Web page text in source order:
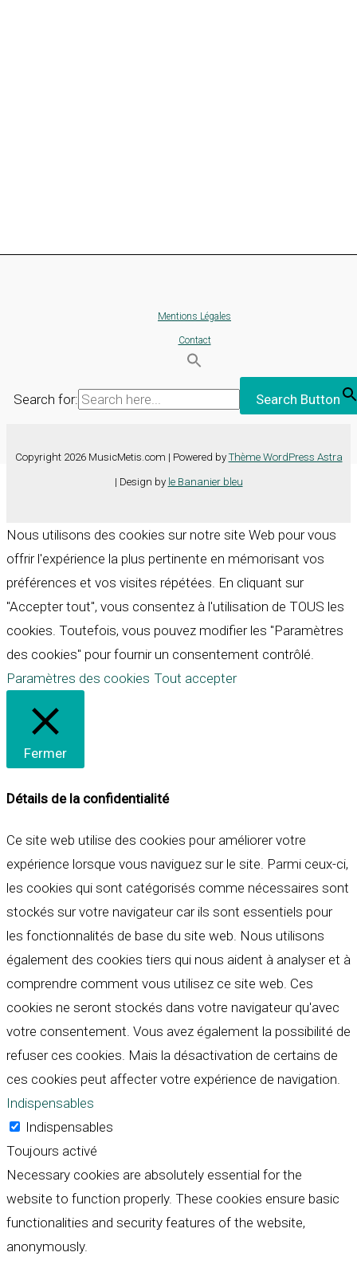
Mentions Légales
Contact
Search for: Search Button
Copyright 2026 MusicMetis.com | Powered by Thème WordPress Astra
| Design by le Bananier bleu
Nous utilisons des cookies sur notre site Web pour vous
offrir l'expérience la plus pertinente en mémorisant vos
préférences et vos visites répétées. En cliquant sur
"Accepter tout", vous consentez à l'utilisation de TOUS les
cookies. Toutefois, vous pouvez modifier les "Paramètres
des cookies" pour fournir un consentement contrôlé.
Paramètres des cookies Tout accepter
Fermer
Détails de la confidentialité
Ce site web utilise des cookies pour améliorer votre
expérience lorsque vous naviguez sur le site. Parmi ceux-ci,
les cookies qui sont catégorisés comme nécessaires sont
stockés sur votre navigateur car ils sont essentiels pour
les fonctionnalités de base du site web. Nous utilisons
également des cookies tiers qui nous aident à analyser et à
comprendre comment vous utilisez ce site web. Ces
cookies ne seront stockés dans votre navigateur qu'avec
votre consentement. Vous avez également la possibilité de
refuser ces cookies. Mais la désactivation de certains de
ces cookies peut affecter votre expérience de navigation.
Indispensables
Indispensables
Toujours activé
Necessary cookies are absolutely essential for the
website to function properly. These cookies ensure basic
functionalities and security features of the website,
anonymously.